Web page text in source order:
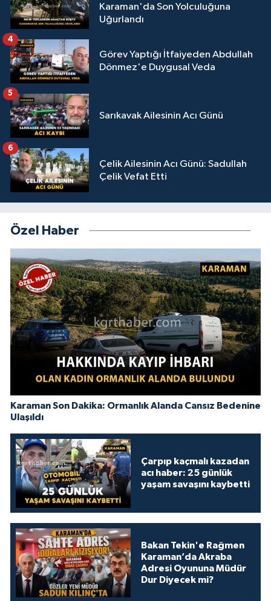
Karaman'da Son Yolculuğuna
Uğurlandı
Görev Yaptığı İtfaiyeden Abdullah
Dönmez'e Duygusal Veda
4
Sarıkavak Ailesinin Acı Günü
5
Çelik Ailesinin Acı Günü: Sadullah
Çelik Vefat Etti
6
Özel Haber
Karaman Son Dakika: Ormanlık Alanda Cansız Bedenine
Ulaşıldı
Çarpıp kaçmalı kazadan
acı haber: 25 günlük
yaşam savaşını kaybetti
Bakan Tekin'e Rağmen
Karaman’da Akraba
Adresi Oyununa Müdür
Dur Diyecek mi?